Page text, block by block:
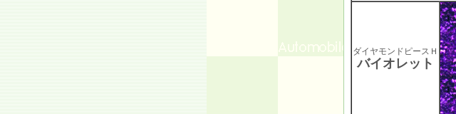
ダイヤモンドピースＨ
バイオレット